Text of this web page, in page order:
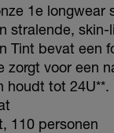
1e longwear
stralende, skin-
Tint bevat een
zorgt voor een
houdt tot 24U**.
110 personen